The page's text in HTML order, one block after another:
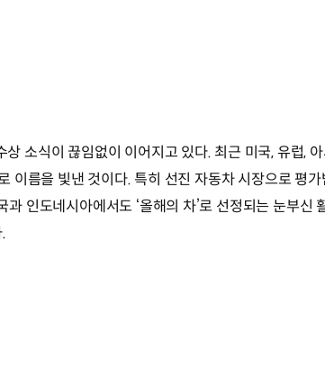
소식이 끊임없이 이어지고 있다. 최근 미국, 유럽,
이름을 빛낸 것이다. 특히 선진 자동차 시장으로 평
인도네시아에서도 ‘올해의 차’로 선정되는 눈부신